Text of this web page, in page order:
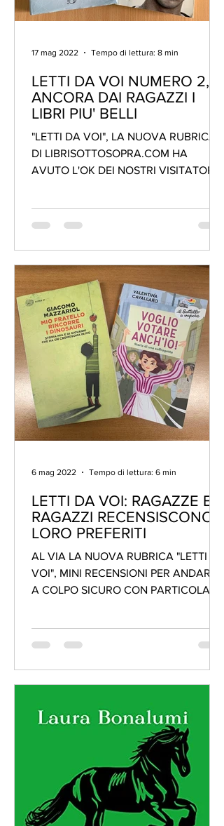
LETTI DA VOI NUMERO 2,
ANCORA DAI RAGAZZI I
LIBRI PIU' BELLI
"LETTI DA VOI", LA NUOVA RUBRICA
DI LIBRISOTTOSOPRA.COM HA
AVUTO L'OK DEI NOSTRI VISITATORI E
17 mag 2022 Tempo di lettura: 8 min
LETTI DA VOI: RAGAZZE E
RAGAZZI RECENSISCONO I
LORO PREFERITI
AL VIA LA NUOVA RUBRICA "LETTI DA
VOI", MINI RECENSIONI PER ANDARE
A COLPO SICURO CON PARTICOLARI
6 mag 2022 Tempo di lettura: 6 min